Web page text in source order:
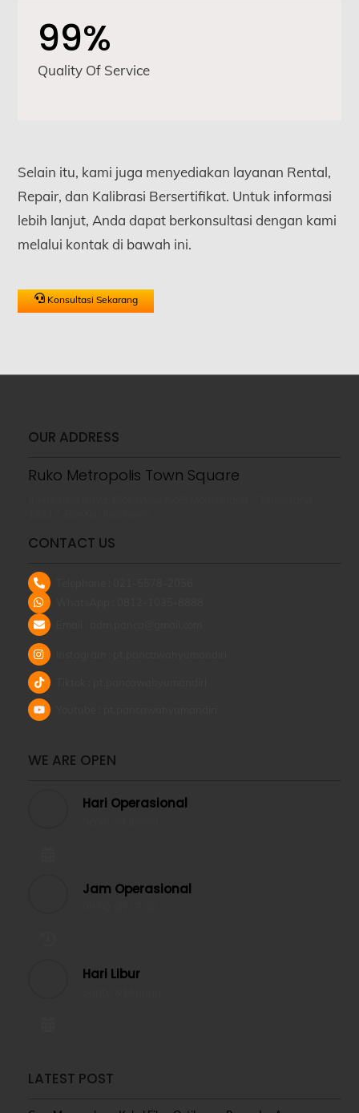
99%
Quality Of Service
Selain itu, kami juga menyediakan layanan Rental,
Repair, dan Kalibrasi Bersertifikat. Untuk informasi
lebih lanjut, Anda dapat berkonsultasi dengan kami
melalui kontak di bawah ini.
Konsultasi Sekarang
OUR ADDRESS
Ruko Metropolis Town Square
CONTACT US
WE ARE OPEN
Hari Operasional
Jam Operasional
Hari Libur
LATEST POST